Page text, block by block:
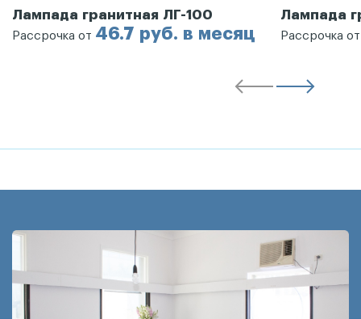
Лампада гранитная ЛГ-100
Рассрочка от 46.7 руб. в месяц
Лампада
Рассрочка